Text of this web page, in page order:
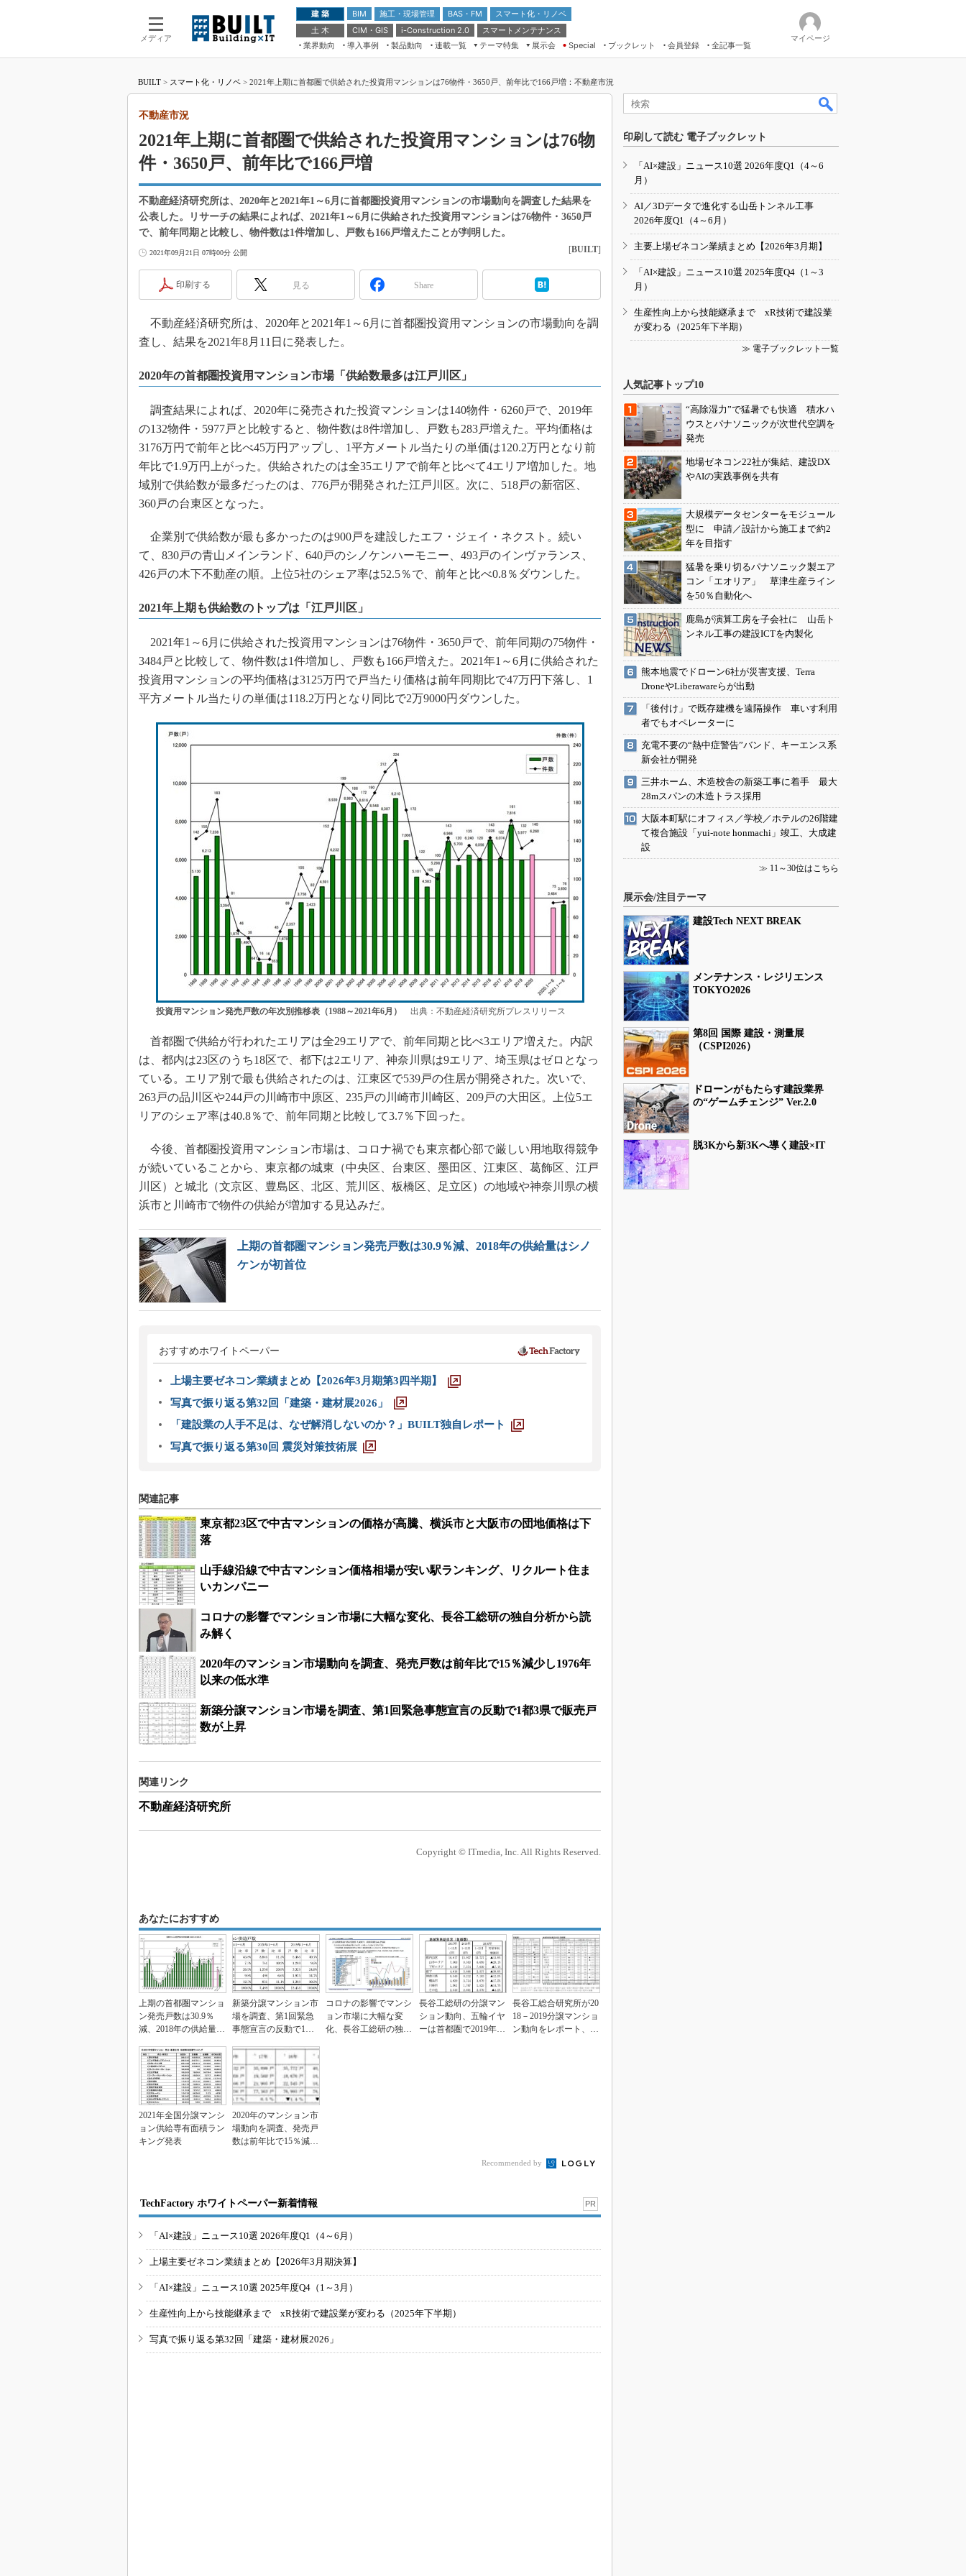
メディア
建 築 BIM 施工・現場管理 BAS・FM
スマート化・リノベ
土 木
CIM・GIS i-Construction 2.0
スマートメンテナンス
業界動向
導入事例 製品動向 連載一覧
テーマ特集
ドローンがもたらす建設業界の“ゲー
ムチェンジ” Ver.2.0
“Society5.0”時代のスマートビル
VR／ARが描くモノづくりのミライ
展示会
第8回 国際 建設・測量展
築・土木・不動産の先端技術展－
メンテナンス・レジリエンスOSAKA
日本 ものづくりワールド 2020
メンテナンス・レジリエンスTOKYO
IGAS2018
Special ブックレット 会員登録 全記事一覧
マイページ
BUILT > スマート化・リノベ > 2021年上期に首都圏で供給された投資用マンションは76物件・3650戸、前年比で166戸増：不動産市況
2021年上期に首都圏で供給された投資用マンションは76物
件・3650戸、前年比で166戸増
不動産市況
不動産経済研究所は、2020年と2021年1～6月に首都圏投資用マンションの市場動向を調査した結果を
公表した。リサーチの結果によれば、2021年1～6月に供給された投資用マンションは76物件・3650戸
で、前年同期と比較し、物件数は1件増加し、戸数も166戸増えたことが判明した。
2021年09月21日 07時00分 公開 [BUILT]
印刷する 見る Share
不動産経済研究所は、2020年と2021年1～6月に首都圏投資用マンションの市場動向を調
査し、結果を2021年8月11日に発表した。
2020年の首都圏投資用マンション市場「供給数最多は江戸川区」
調査結果によれば、2020年に発売された投資マンションは140物件・6260戸で、2019年
の132物件・5977戸と比較すると、物件数は8件増加し、戸数も283戸増えた。平均価格は
3176万円で前年と比べ45万円アップし、1平方メートル当たりの単価は120.2万円となり前
年比で1.9万円上がった。供給されたのは全35エリアで前年と比べて4エリア増加した。地
域別で供給数が最多だったのは、776戸が開発された江戸川区。次に、518戸の新宿区、
360戸の台東区となった。
企業別で供給数が最も多かったのは900戸を建設したエフ・ジェイ・ネクスト。続い
て、830戸の青山メインランド、640戸のシノケンハーモニー、493戸のインヴァランス、
426戸の木下不動産の順。上位5社のシェア率は52.5％で、前年と比べ0.8％ダウンした。
2021年上期も供給数のトップは「江戸川区」
2021年1～6月に供給された投資用マンションは76物件・3650戸で、前年同期の75物件・
3484戸と比較して、物件数は1件増加し、戸数も166戸増えた。2021年1～6月に供給された
投資用マンションの平均価格は3125万円で戸当たり価格は前年同期比で47万円下落し、1
平方メートル当たりの単価は118.2万円となり同比で2万9000円ダウンした。
投資用マンション発売戸数の年次別推移表（1988～2021年6月） 出典：不動産経済研究所プレスリリース
首都圏で供給が行われたエリアは全29エリアで、前年同期と比べ3エリア増えた。内訳
は、都内は23区のうち18区で、都下は2エリア、神奈川県は9エリア、埼玉県はゼロとなっ
ている。エリア別で最も供給されたのは、江東区で539戸の住居が開発された。次いで、
263戸の品川区や244戸の川崎市中原区、235戸の川崎市川崎区、209戸の大田区。上位5エ
リアのシェア率は40.8％で、前年同期と比較して3.7％下回った。
今後、首都圏投資用マンション市場は、コロナ禍でも東京都心部で厳しい用地取得競争
が続いていることから、東京都の城東（中央区、台東区、墨田区、江東区、葛飾区、江戸
川区）と城北（文京区、豊島区、北区、荒川区、板橋区、足立区）の地域や神奈川県の横
浜市と川崎市で物件の供給が増加する見込みだ。
上期の首都圏マンション発売戸数は30.9％減、2018年の供給量はシノ
ケンが初首位
おすすめホワイトペーパー
上場主要ゼネコン業績まとめ【2026年3月期第3四半期】
写真で振り返る第32回「建築・建材展2026」
「建設業の人手不足は、なぜ解消しないのか？」BUILT独自レポート
写真で振り返る第30回 震災対策技術展
関連記事
東京都23区で中古マンションの価格が高騰、横浜市と大阪市の団地価格は下
落
山手線沿線で中古マンション価格相場が安い駅ランキング、リクルート住ま
いカンパニー
コロナの影響でマンション市場に大幅な変化、長谷工総研の独自分析から読
み解く
2020年のマンション市場動向を調査、発売戸数は前年比で15％減少し1976年
以来の低水準
新築分譲マンション市場を調査、第1回緊急事態宣言の反動で1都3県で販売戸
数が上昇
関連リンク
不動産経済研究所
Copyright © ITmedia, Inc. All Rights Reserved.
あなたにおすすめ
上期の首都圏マンショ
ン発売戸数は30.9％
減、2018年の供給量は
新築分譲マンション市
場を調査、第1回緊急
事態宣言の反動で1都3
コロナの影響でマンシ
ョン市場に大幅な変
化、長谷工総研の独自
長谷工総研の分譲マン
ション動向、五輪イヤ
ーは首都圏で2019年相
長谷工総合研究所が20
18－2019分譲マンショ
ン動向をレポート、消
2021年全国分譲マンシ
ョン供給専有面積ラン
キング発表
2020年のマンション市
場動向を調査、発売戸
数は前年比で15％減少
Recommended by
TechFactory ホワイトペーパー新着情報 PR
「AI×建設」ニュース10選 2026年度Q1（4～6月）
上場主要ゼネコン業績まとめ【2026年3月期決算】
「AI×建設」ニュース10選 2025年度Q4（1～3月）
生産性向上から技能継承まで xR技術で建設業が変わる（2025年下半期）
写真で振り返る第32回「建築・建材展2026」
印刷して読む 電子ブックレット
「AI×建設」ニュース10選 2026年度Q1（4～6
月）
AI／3Dデータで進化する山岳トンネル工事
2026年度Q1（4～6月）
主要上場ゼネコン業績まとめ【2026年3月期】
「AI×建設」ニュース10選 2025年度Q4（1～3
月）
生産性向上から技能継承まで xR技術で建設業
が変わる（2025年下半期）
≫ 電子ブックレット一覧
人気記事トップ10
“高除湿力”で猛暑でも快適 積水ハ
ウスとパナソニックが次世代空調を
発売
地場ゼネコン22社が集結、建設DX
やAIの実践事例を共有
大規模データセンターをモジュール
型に 申請／設計から施工まで約2
年を目指す
猛暑を乗り切るパナソニック製エア
コン「エオリア」 草津生産ライン
を50％自動化へ
鹿島が演算工房を子会社に 山岳ト
ンネル工事の建設ICTを内製化
熊本地震でドローン6社が災害支援、Terra
DroneやLiberawareらが出動
「後付け」で既存建機を遠隔操作 車いす利用
者でもオペレーターに
充電不要の“熱中症警告”バンド、キーエンス系
新会社が開発
三井ホーム、木造校舎の新築工事に着手 最大
28mスパンの木造トラス採用
大阪本町駅にオフィス／学校／ホテルの26階建
て複合施設「yui-note honmachi」竣工、大成建
設
≫ 11～30位はこちら
展示会/注目テーマ
建設Tech NEXT BREAK
メンテナンス・レジリエンス
TOKYO2026
第8回 国際 建設・測量展
（CSPI2026）
ドローンがもたらす建設業界
の“ゲームチェンジ” Ver.2.0
脱3Kから新3Kへ導く建設×IT